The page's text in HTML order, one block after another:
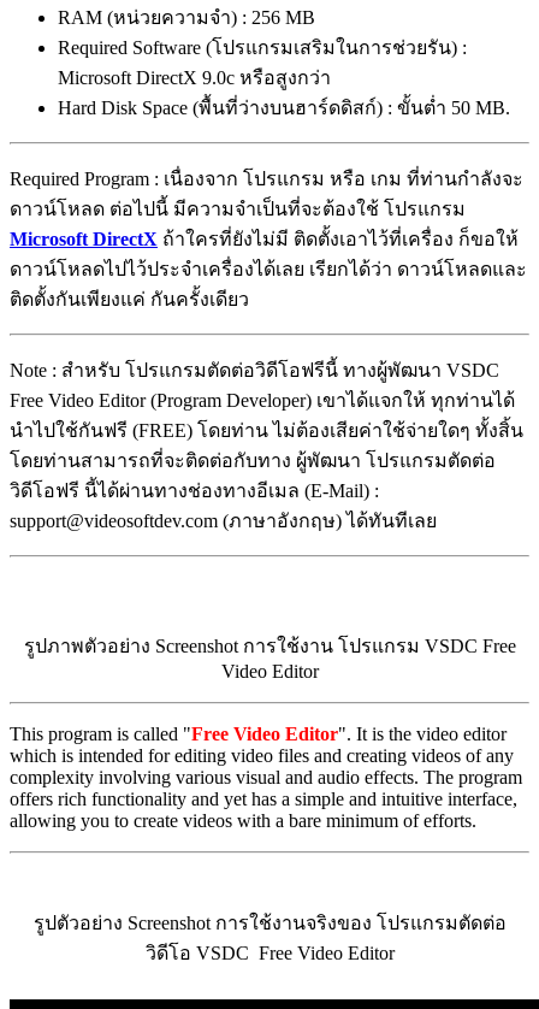
RAM (หน่วยความจำ) : 256 MB
Required Software (โปรแกรมเสริมในการช่วยรัน) :
Microsoft DirectX 9.0с หรือสูงกว่า
Hard Disk Space (พื้นที่ว่างบนฮาร์ดดิสก์) : ขั้นต่ำ 50 MB.
Required Program : เนื่องจาก โปรแกรม หรือ เกม ที่ท่านกำลังจะ
ดาวน์โหลด ต่อไปนี้ มีความจำเป็นที่จะต้องใช้ โปรแกรม
Microsoft DirectX ถ้าใครที่ยังไม่มี ติดตั้งเอาไว้ที่เครื่อง ก็ขอให้
ดาวน์โหลดไปไว้ประจำเครื่องได้เลย เรียกได้ว่า ดาวน์โหลดและ
ติดตั้งกันเพียงแค่ กันครั้งเดียว
Note : สำหรับ โปรแกรมตัดต่อวิดีโอฟรีนี้ ทางผู้พัฒนา VSDC
Free Video Editor (Program Developer) เขาได้แจกให้ ทุกท่านได้
นำไปใช้กันฟรี (FREE) โดยท่าน ไม่ต้องเสียค่าใช้จ่ายใดๆ ทั้งสิ้น
โดยท่านสามารถที่จะติดต่อกับทาง ผู้พัฒนา โปรแกรมตัดต่อ
วิดีโอฟรี นี้ได้ผ่านทางช่องทางอีเมล (E-Mail) :
support@videosoftdev.com (ภาษาอังกฤษ) ได้ทันทีเลย
รูปภาพตัวอย่าง Screenshot การใช้งาน โปรแกรม VSDC Free
Video Editor
This program is called "Free Video Editor". It is the video editor
which is intended for editing video files and creating videos of any
complexity involving various visual and audio effects. The program
offers rich functionality and yet has a simple and intuitive interface,
allowing you to create videos with a bare minimum of efforts.
รูปตัวอย่าง Screenshot การใช้งานจริงของ โปรแกรมตัดต่อ
วิดีโอ VSDC Free Video Editor